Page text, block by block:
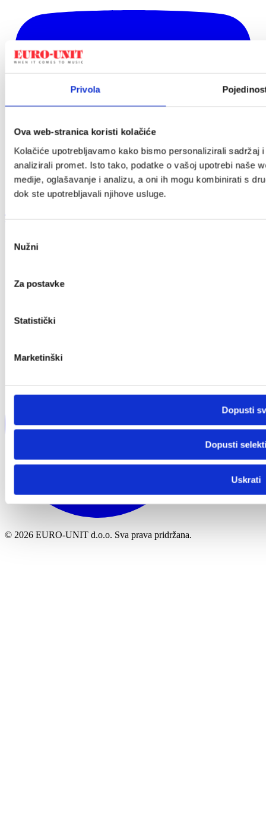
Privola
Ova web-stranica koristi kolačiće
Kolačiće upotrebljavamo kako bismo personalizirali sadržaj
analizirali promet. Isto tako, podatke o vašoj upotrebi naše
medije, oglašavanje i analizu, a oni ih mogu kombinirati s
dok ste upotrebljavali njihove usluge.
pristanka
Nužni
Za postavke
Statistički
Marketinški
Dopusti
Dopusti
Uskrati
TikTok
© 2026 EURO-UNIT d.o.o. Sva prava pridržana.